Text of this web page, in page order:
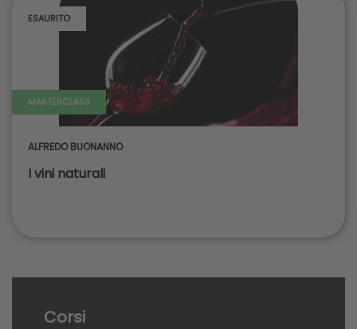
ESAURITO
MASTERCLASS
ALFREDO BUONANNO
I vini naturali
Corsi